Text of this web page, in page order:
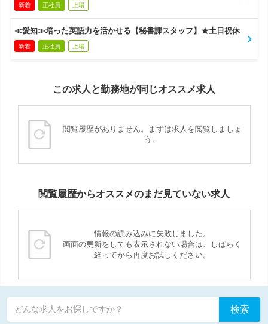
新着 正社員 上場
≪愛知≫培った英語力を活かせる【秘書課スタッフ】★土日祝休
新着 正社員 上場
この求人と勤務地が同じオススメ求人
閲覧履歴がありません。まずは求人を閲覧しましょ
う。
閲覧履歴からオススメのまだ見ていない求人
情報の読み込みに失敗しました。
画面の更新をしても表示されない場合は、しばらく
経ってから再度お試しください。
どんな求人をお探しですか？ 検索